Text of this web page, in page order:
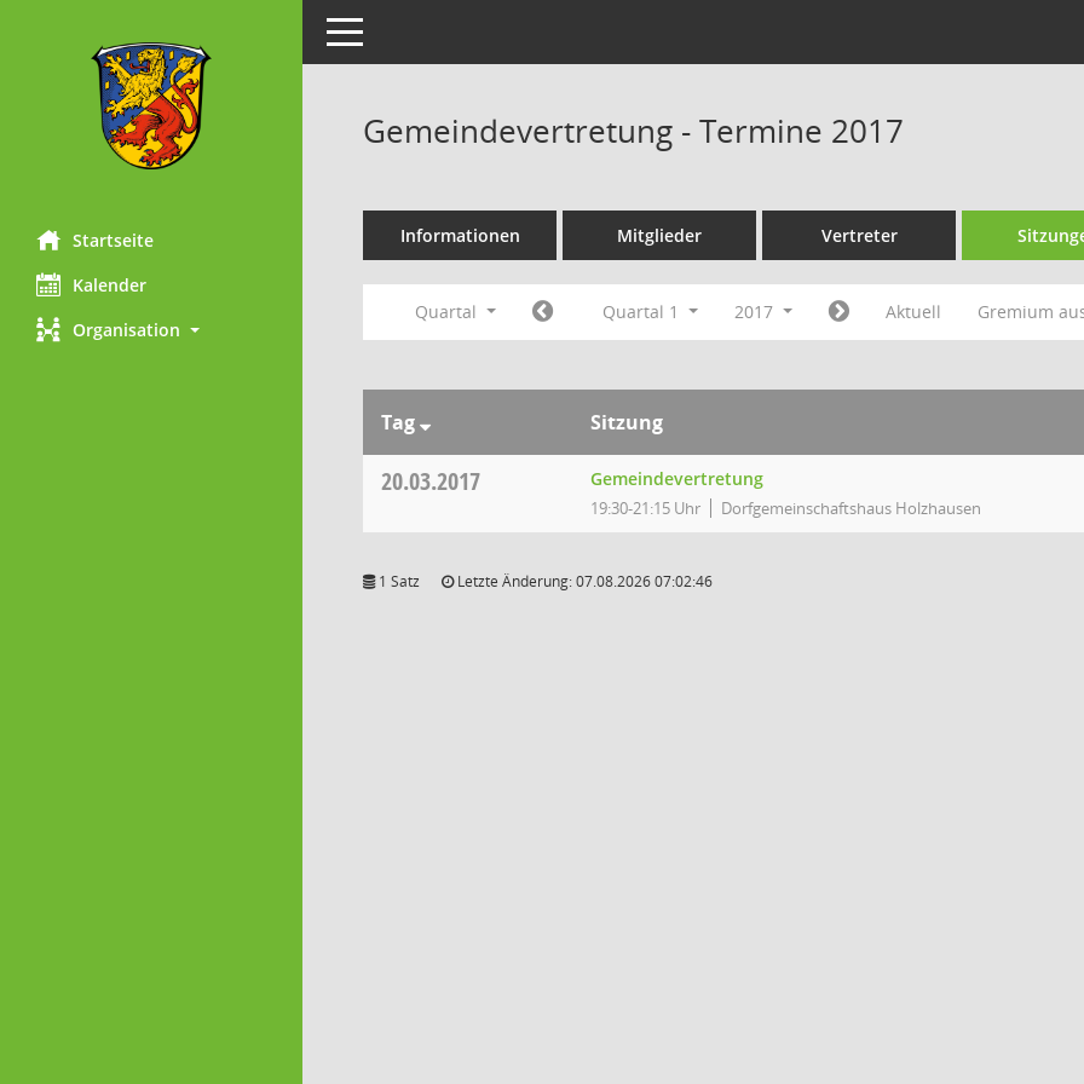
Startseite
Kalender
Organisation
Toggle navigation
Gemeindevertretung - Termine 2017
Informationen Mitglieder Vertreter
Quartal Quartal 1 2017 Aktuell Gremium
Tag Sitzung
20.03.2017 Gemeindevertretung
19:30-21:15 Uhr Dorfgemeinschaftshaus Holzhausen
1 Satz Letzte Änderung: 07.08.2026 07:02:46